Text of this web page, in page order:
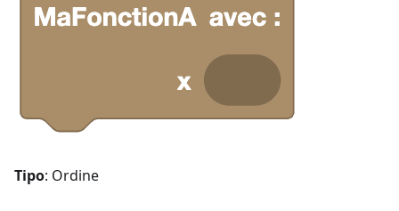
Tipo: Ordine